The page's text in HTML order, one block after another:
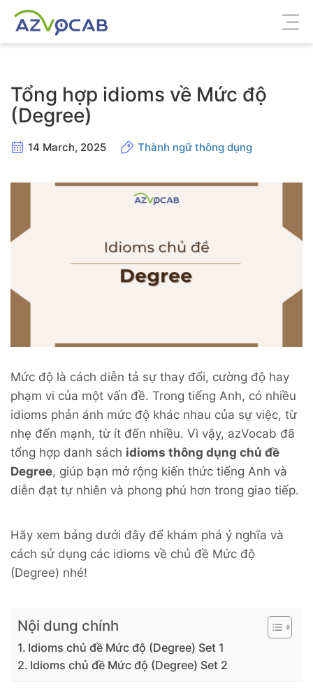
Từ vựng ôn thi
Tổng hợp idioms về Mức độ
(Degree)
14 March, 2025 Thành ngữ thông dụng
Mức độ là cách diễn tả sự thay đổi, cường độ hay
phạm vi của một vấn đề. Trong tiếng Anh, có nhiều
idioms phản ánh mức độ khác nhau của sự việc, từ
nhẹ đến mạnh, từ ít đến nhiều. Vì vậy, azVocab đã
tổng hợp danh sách idioms thông dụng chủ đề
Degree, giúp bạn mở rộng kiến thức tiếng Anh và
diễn đạt tự nhiên và phong phú hơn trong giao tiếp.
Hãy xem bảng dưới đây để khám phá ý nghĩa và
cách sử dụng các idioms về chủ đề Mức độ
(Degree) nhé!
Nội dung chính
Idioms chủ đề Mức độ (Degree) Set 1
Idioms chủ đề Mức độ (Degree) Set 2